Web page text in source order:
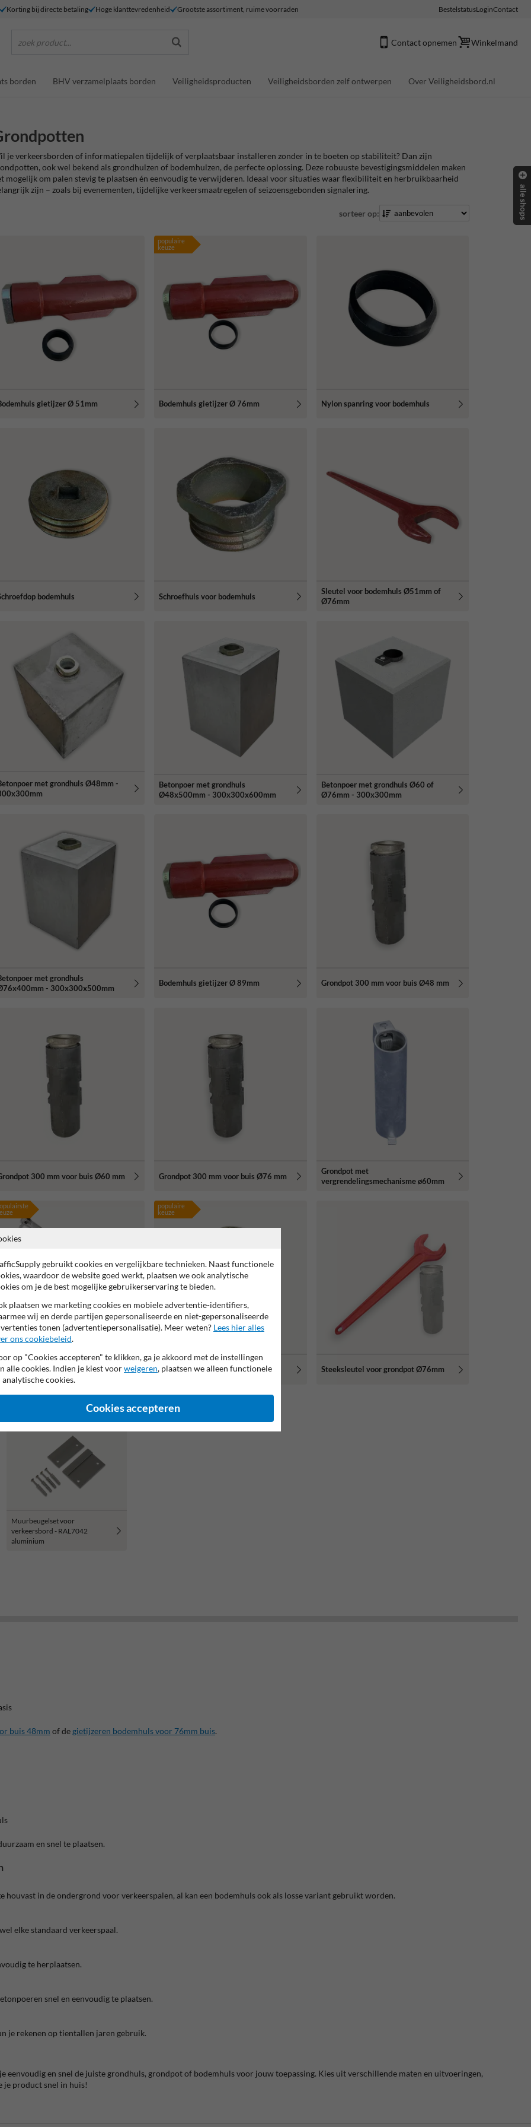
Korting bij directe betaling Hoge klanttevredenheid Grootste assortiment, ruime voorraden BestelstatusLoginContact
zoek product... Contact opnemen Winkelmand
borden BHV verzamelplaats borden Veiligheidsproducten Veiligheidsborden zelf ontwerpen Over Veiligheidsbord.nl
je verkeersborden of informatiepalen tijdelijk of verplaatsbaar installeren zonder in te boeten op stabiliteit? Dan zijn
ook wel bekend als grondhulzen of bodemhulzen, de perfecte oplossing. Deze robuuste bevestigingsmiddelen maken
mogelijk om palen stevig te plaatsen én eenvoudig te verwijderen. Ideaal voor situaties waar flexibiliteit en herbruikbaarheid
zijn – zoals bij evenementen, tijdelijke verkeersmaatregelen of seizoensgebonden signalering.
sorteer op:
gietijzer Ø 51mm
populaire
keuze
Bodemhuls gietijzer Ø 76mm Nylon spanring voor bodemhuls
bodemhuls Schroefhuls voor bodemhuls
Sleutel voor bodemhuls Ø51mm of
Ø76mm
met grondhuls Ø48mm -
Betonpoer met grondhuls
Ø48x500mm - 300x300x600mm
Betonpoer met grondhuls Ø60 of
Ø76mm - 300x300mm
met grondhuls
- 300x300x500mm
Bodemhuls gietijzer Ø 89mm Grondpot 300 mm voor buis Ø48 mm
300 mm voor buis Ø60 mm Grondpot 300 mm voor buis Ø76 mm
Grondpot met
vergrendelingsmechanisme ø60mm
staal met spievergrendeling
populaire
keuze
Kunststof paalvoet Ø51mm of
Ø76mm - 270x270mm
Steeksleutel voor grondpot Ø76mm
Muurbeugelset voor
verkeersbord - RAL7042
aluminium
buis 48mm of de gietijzeren bodemhuls voor 76mm buis.
en snel te plaatsen.
in de ondergrond voor verkeerspalen, al kan een bodemhuls ook als losse variant gebruikt worden.
elke standaard verkeerspaal.
te herplaatsen.
snel en eenvoudig te plaatsen.
je rekenen op tientallen jaren gebruik.
en snel de juiste grondhuls, grondpot of bodemhuls voor jouw toepassing. Kies uit verschillende maten en uitvoeringen,
je product snel in huis!
alle shops
gebruikt cookies en vergelijkbare technieken. Naast functionele
waardoor de website goed werkt, plaatsen we ook analytische
om je de best mogelijke gebruikerservaring te bieden.
plaatsen we marketing cookies en mobiele advertentie-identifiers,
wij en derde partijen gepersonaliseerde en niet-gepersonaliseerde
tonen (advertentiepersonalisatie). Meer weten? Lees hier alles
ons cookiebeleid.
op "Cookies accepteren" te klikken, ga je akkoord met de instellingen
alle cookies. Indien je kiest voorweigeren, plaatsen we alleen functionele
analytische cookies.
Cookies accepteren